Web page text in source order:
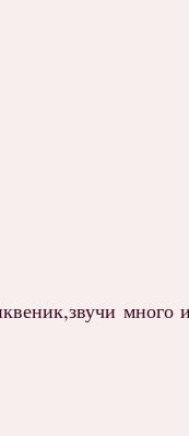
много